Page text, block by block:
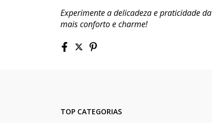
Experimente a delicadeza e praticidade
mais conforto e charme!
TOP CATEGORIAS